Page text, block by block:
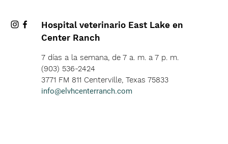
Hospital veterinario East Lake en
Center Ranch
7 días a la semana, de 7 a. m. a 7 p. m.
(903) 536-2424
3771 FM 811 Centerville, Texas 75833
info@elvhcenterranch.com